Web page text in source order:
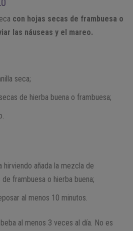
con hojas secas de frambuesa o
las náuseas y el mareo.
seca;
de hierba buena o frambuesa;
hirviendo añada la mezcla de
frambuesa o hierba buena;
al menos 10 minutos.
al menos 3 veces al día. No es